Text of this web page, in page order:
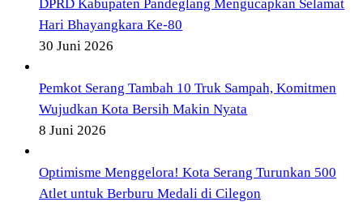
DPRD Kabupaten Pandeglang Mengucapkan Selamat
Hari Bhayangkara Ke-80
30 Juni 2026
Pemkot Serang Tambah 10 Truk Sampah, Komitmen
Wujudkan Kota Bersih Makin Nyata
8 Juni 2026
Optimisme Menggelora! Kota Serang Turunkan 500
Atlet untuk Berburu Medali di Cilegon